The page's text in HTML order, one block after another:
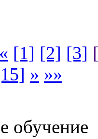
« [1] [2] [3]
» »»
обучение